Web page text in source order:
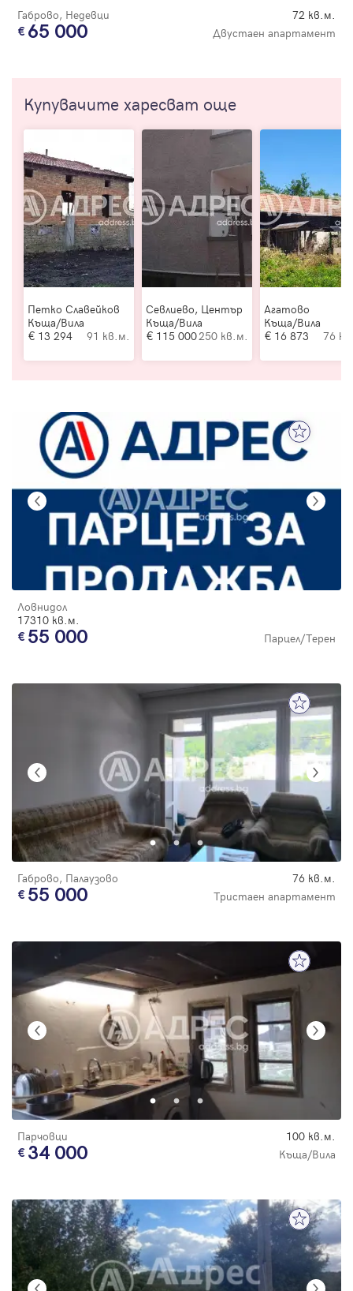
Габрово, Недевци 72 кв.м.
65 000 Двустаен апартамент
Купувачите харесват още
Петко Славейков
Къща/Вила
13 294
91 кв.м.
Севлиево, Център
Къща/Вила
115 000250 кв.м.
Агатово
Къща/Вила
16 873
76
Ловнидол
17310 кв.м.
55 000 Парцел/Терен
Габрово, Палаузово 76 кв.м.
55 000 Тристаен апартамент
Парчовци 100 кв.м.
34 000 Къща/Вила